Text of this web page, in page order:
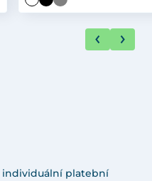
individuální platební